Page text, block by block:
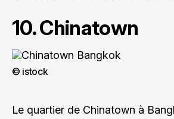
10. Chinatown
© istock
Le quartier de Chinatown à